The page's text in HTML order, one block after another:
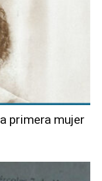
primera mujer